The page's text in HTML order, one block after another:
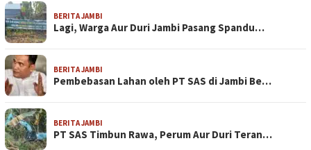
BERITA JAMBI
Lagi, Warga Aur Duri Jambi Pasang Spandu…
BERITA JAMBI
Pembebasan Lahan oleh PT SAS di Jambi Be…
BERITA JAMBI
PT SAS Timbun Rawa, Perum Aur Duri Teran…